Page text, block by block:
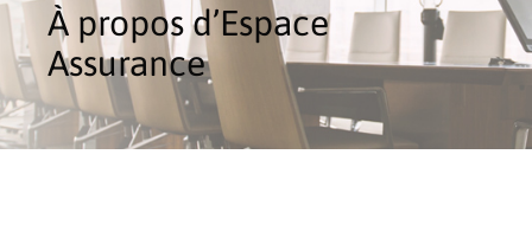
À propos d’Espace
Assurance